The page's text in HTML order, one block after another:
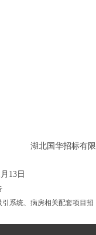
湖北国华招标有限
月 13 日
系统、病房相关配套项目招